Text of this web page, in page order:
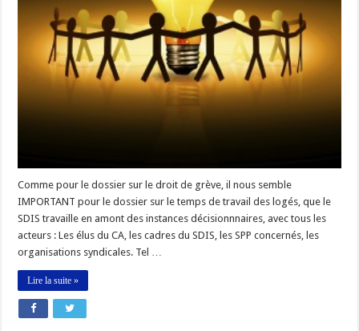
Comme pour le dossier sur le droit de grève, il nous semble
IMPORTANT pour le dossier sur le temps de travail des logés, que le
SDIS travaille en amont des instances décisionnnaires, avec tous les
acteurs : Les élus du CA, les cadres du SDIS, les SPP concernés, les
organisations syndicales. Tel …
Lire la suite »